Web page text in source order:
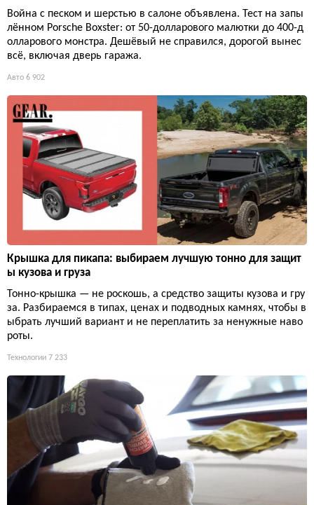
Война с песком и шерстью в салоне объявлена. Тест на запы
лённом Porsche Boxster: от 50-долларового малютки до 400-д
олларового монстра. Дешёвый не справился, дорогой вынес
всё, включая дверь гаража.
Авто 6 902
Крышка для пикапа: выбираем лучшую тонно для защит
ы кузова и груза
Тонно-крышка — не роскошь, а средство защиты кузова и гру
за. Разбираемся в типах, ценах и подводных камнях, чтобы в
ыбрать лучший вариант и не переплатить за ненужные наво
роты.
Технологии 7 233